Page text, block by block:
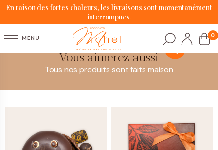
En raison des fortes chaleurs, les livraisons sont momentanément
interrompues.
MENU 0
Vous aimerez aussi
Tous nos produits sont faits maison